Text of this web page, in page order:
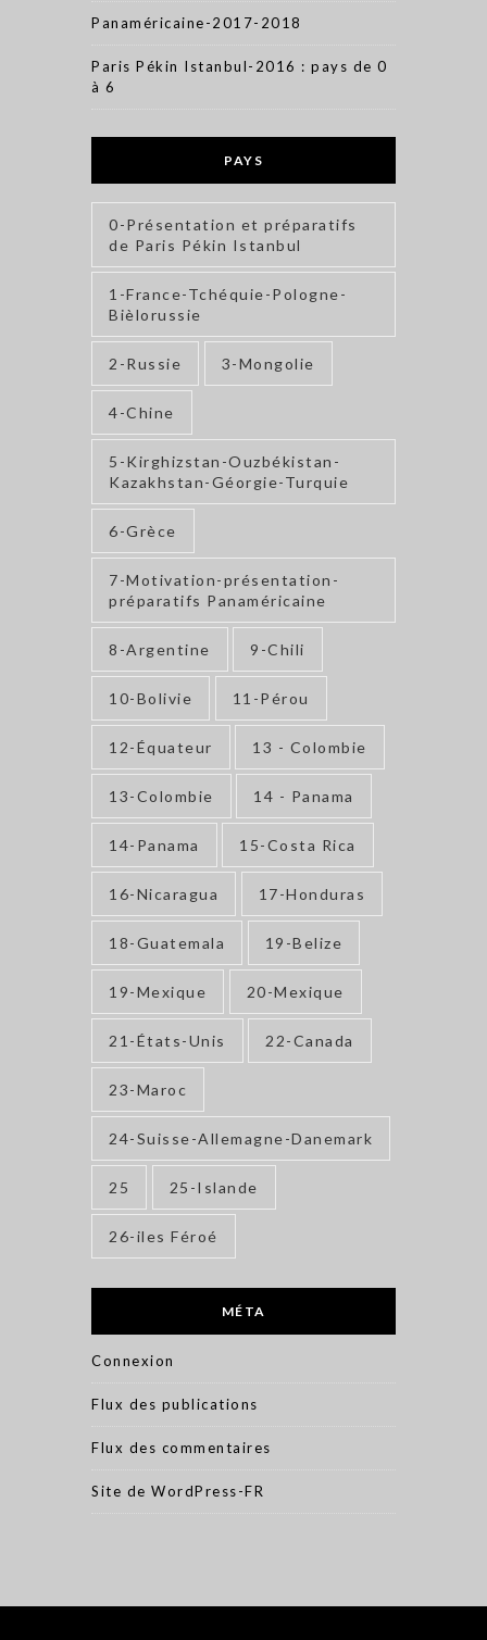
Panaméricaine-2017-2018
Paris Pékin Istanbul-2016 : pays de 0
à 6
PAYS
0-Présentation et préparatifs
de Paris Pékin Istanbul
1-France-Tchéquie-Pologne-
Bièlorussie
2-Russie 3-Mongolie
4-Chine
5-Kirghizstan-Ouzbékistan-
Kazakhstan-Géorgie-Turquie
6-Grèce
7-Motivation-présentation-
préparatifs Panaméricaine
8-Argentine 9-Chili
10-Bolivie 11-Pérou
12-Équateur 13 - Colombie
13-Colombie 14 - Panama
14-Panama 15-Costa Rica
16-Nicaragua 17-Honduras
18-Guatemala 19-Belize
19-Mexique 20-Mexique
21-États-Unis 22-Canada
23-Maroc
24-Suisse-Allemagne-Danemark
25 25-Islande
26-iles Féroé
MÉTA
Connexion
Flux des publications
Flux des commentaires
Site de WordPress-FR